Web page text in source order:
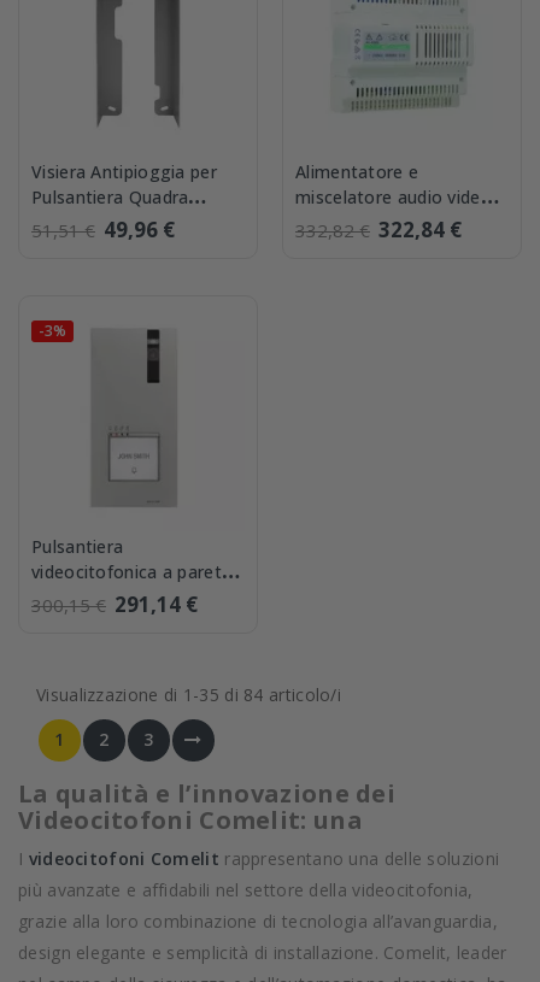
Visiera Antipioggia per
Pulsantiera Quadra
Comelit 4792
51,51 € 49,96 €
Alimentatore e
miscelatore audio video
Simplebus2 Comelit
4888C
332,82 € 322,84 €
-3%
Pulsantiera
videocitofonica a parete
Quadra S2 Comelit
4893M
300,15 € 291,14 €
Visualizzazione di 1-35 di 84 articolo/i
1
2 3
La qualità e l’innovazione dei
Videocitofoni Comelit: una
I videocitofoni Comelit rappresentano una delle soluzioni
più avanzate e affidabili nel settore della videocitofonia,
grazie alla loro combinazione di tecnologia all’avanguardia,
design elegante e semplicità di installazione. Comelit, leader